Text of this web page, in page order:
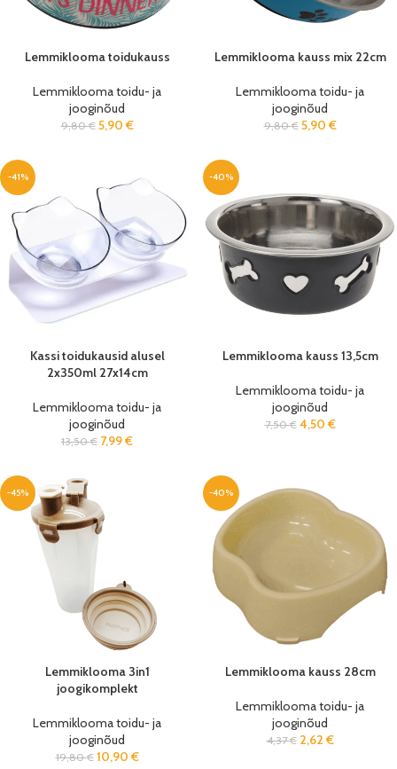
Lemmiklooma toidukauss
Lemmiklooma toidu- ja
jooginõud
9,80€ 5,90 €
Lemmiklooma kauss mix 22cm
Lemmiklooma toidu- ja
jooginõud
9,80€ 5,90 €
-41%
Kassi toidukausid alusel
2x350ml 27x14cm
Lemmiklooma toidu- ja
jooginõud
13,50€ 7,99€
-40%
Lemmiklooma kauss 13,5cm
Lemmiklooma toidu- ja
jooginõud
7,50€ 4,50 €
-45%
Lemmiklooma 3in1
joogikomplekt
Lemmiklooma toidu- ja
jooginõud
19,80€ 10,90 €
-40%
Lemmiklooma kauss 28cm
Lemmiklooma toidu- ja
jooginõud
4,37€ 2,62 €